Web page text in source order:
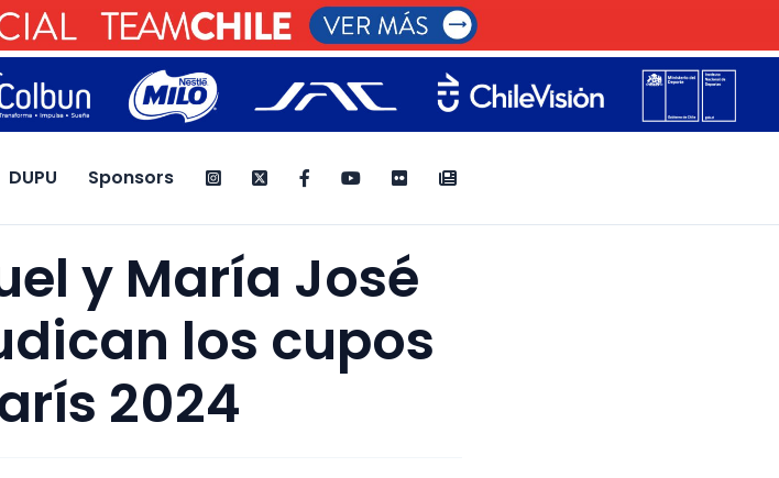
DUPU Sponsors
y María José
los cupos
2024